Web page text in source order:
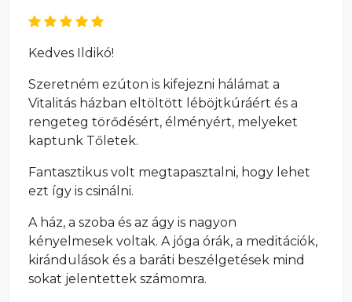
Kedves Ildikó!
Szeretném ezúton is kifejezni hálámat a
Vitalitás házban eltöltött léböjtkúráért és a
rengeteg törődésért, élményért, melyeket
kaptunk Tőletek.
Fantasztikus volt megtapasztalni, hogy lehet
ezt így is csinálni.
A ház, a szoba és az ágy is nagyon
kényelmesek voltak. A jóga órák, a meditációk,
kirándulások és a baráti beszélgetések mind
sokat jelentettek számomra.